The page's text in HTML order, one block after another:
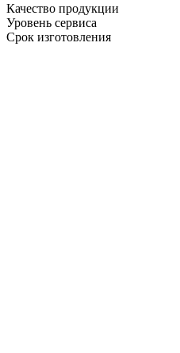
Качество продукции
Уровень сервиса
Срок изготовления